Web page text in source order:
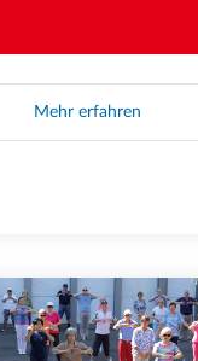
Mehr erfahren